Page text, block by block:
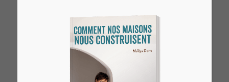
Vous rêvez de devenir votre propre
architecte d’intérieur ?
>> Rejoignez l’Atelier HOME Découverte